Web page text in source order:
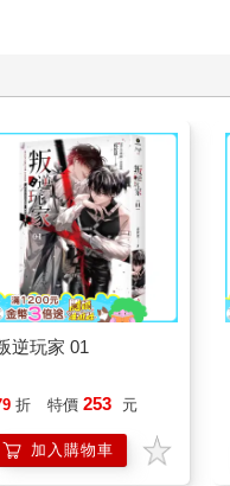
逆玩家 01
折 特價 253 元
加入購物車